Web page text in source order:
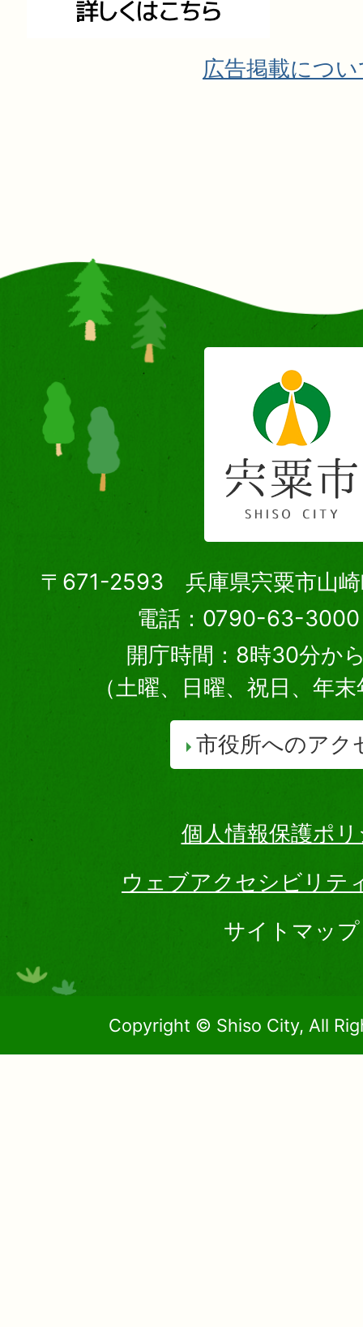
広告掲載につ
〒671-2593 兵庫県宍粟市山崎
電話：0790-63-3000
開庁時間：8時30分か
（土曜、日曜、祝日、年
市役所へのアク
個人情報保護ポ
ウェブアクセシビリテ
サイトマップ
Copyright © Shiso City, All